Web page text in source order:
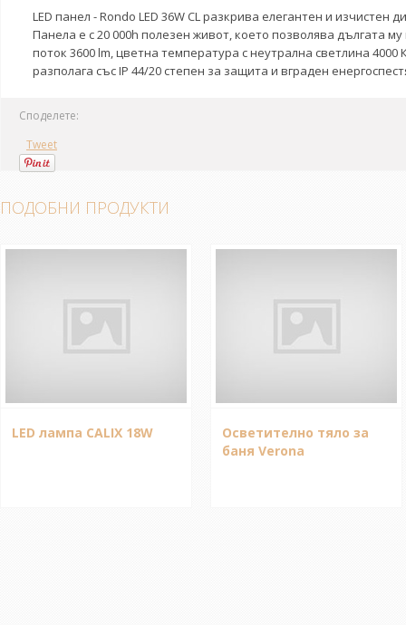
LED панел - Rondo LED 36W CL разкрива елегантен и
Панела е с 20 000h полезен живот, което позволява дългата
поток 3600 lm, цветна температура с неутрална светлина
разполага със IP 44/20 степен за защита и вграден
Споделете:
Tweet
ПОДОБНИ ПРОДУКТИ
LED лампа CALIX 18W
Осветително тяло за
баня Verona